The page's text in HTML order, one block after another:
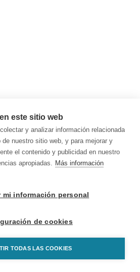
este sitio web
y analizar información relacionada
nuestro sitio web, y para mejorar y
el contenido y publicidad en nuestro
apropiadas. Más información
mi información personal
de cookies
TODAS LAS COOKIES